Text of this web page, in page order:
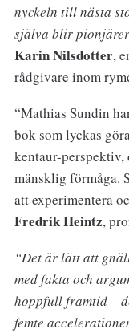
nyckeln till nästa
själva blir
Karin Nilsdotter,
rådgivare inom
“Mathias Sundin
bok som lyckas
kentaur-perspektiv,
mänsklig förmåga.
att experimentera
Fredrik Heintz,
“Det är lätt att
med fakta och
hoppfull framtid –
femte